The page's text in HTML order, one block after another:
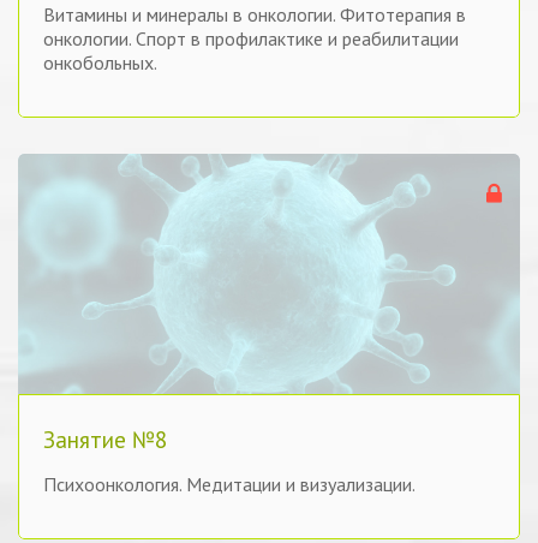
Витамины и минералы в онкологии. Фитотерапия в
онкологии. Спорт в профилактике и реабилитации
онкобольных.
Занятие №8
Психоонкология. Медитации и визуализации.